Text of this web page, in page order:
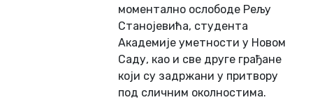
моментално ослободе Рељу
Станојевића, студента
Академије уметности у Новом
Саду, као и све друге грађане
који су задржани у притвору
под сличним околностима.